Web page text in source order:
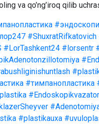
va qo’ng’iroq qilib
#ShuxratRifkatovich
#LorTashkent24 #lorsentr
#тимпанопластика
#plastikauxa